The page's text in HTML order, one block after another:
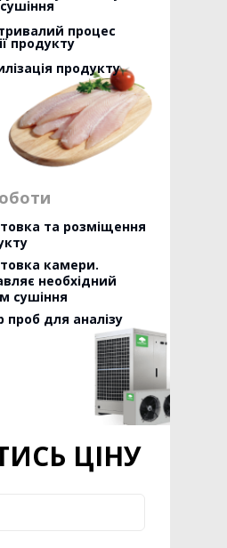
процес
продукту
продукту
та розміщення
камери.
необхідний
сушіння
проб для аналізу
ЦІНУ